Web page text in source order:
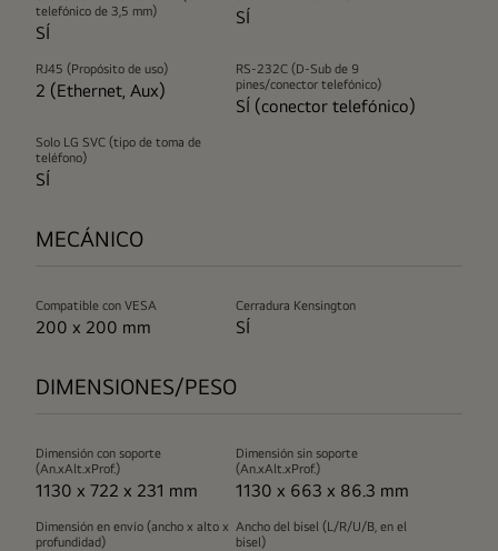
telefónico de 3,5 mm)
SÍ
SÍ
RJ45 (Propósito de uso)
2 (Ethernet, Aux)
RS-232C (D-Sub de 9
pines/conector telefónico)
SÍ (conector telefónico)
Solo LG SVC (tipo de toma de
teléfono)
SÍ
MECÁNICO
Compatible con VESA
200 x 200 mm
Cerradura Kensington
SÍ
DIMENSIONES/PESO
Dimensión con soporte
(An.xAlt.xProf.)
1130 x 722 x 231 mm
Dimensión sin soporte
(An.xAlt.xProf.)
1130 x 663 x 86.3 mm
Dimensión en envío (ancho x alto x
profundidad)
Ancho del bisel (L/R/U/B, en el
bisel)